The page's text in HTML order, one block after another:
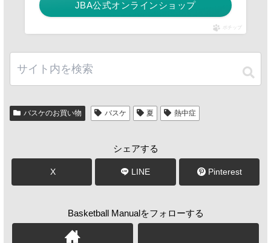
JBA公式オンラインショップ
ポチップ
バスケのお買い物 バスケ 夏 熱中症
シェアする
X LINE Pinterest
Basketball Manualをフォローする